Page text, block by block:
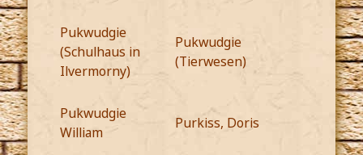
Pukwudgie
(Schulhaus in
Ilvermorny)
Pukwudgie
(Tierwesen)
Pukwudgie
William
Purkiss, Doris